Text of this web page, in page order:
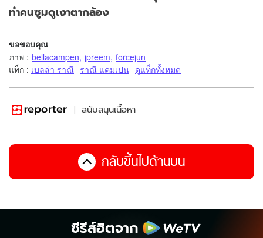
ทำคนซูมดูเงาตากล้อง
ขอขอบคุณ
ภาพ : bellacampen, jpreem, forcejun
แท็ก : เบลล่า ราณี ราณี แคมเปน ดูแท็กทั้งหมด
สนับสนุนเนื้อหา
กลับขึ้นไปด้านบน
ซีรีส์ฮิตจาก